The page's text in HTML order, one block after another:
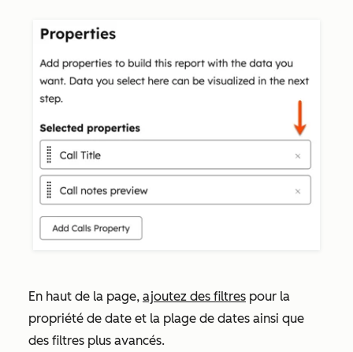
En haut de la page, ajoutez des filtres pour la
propriété de date et la plage de dates ainsi que
des filtres plus avancés.